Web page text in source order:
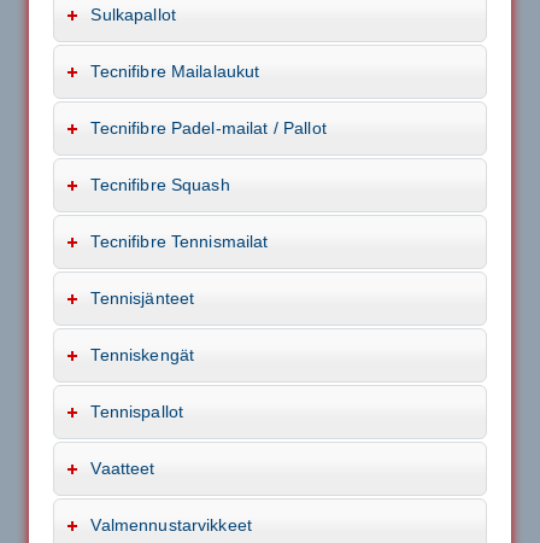
Sulkapallot
Tecnifibre Mailalaukut
Tecnifibre Padel-mailat / Pallot
Tecnifibre Squash
Tecnifibre Tennismailat
Tennisjänteet
Tenniskengät
Tennispallot
Vaatteet
Valmennustarvikkeet